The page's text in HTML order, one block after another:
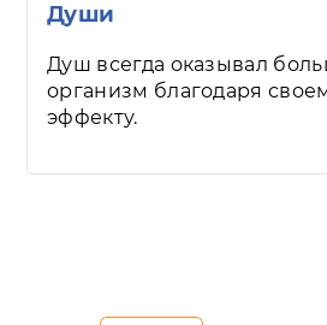
Души
Душ всегда оказывал
организм благодаря
эффекту.